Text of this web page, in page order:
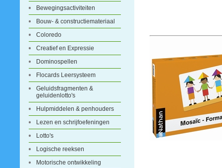
Bewegingsactiviteiten
Bouw- & constructiemateriaal
Coloredo
Creatief en Expressie
Dominospellen
Flocards Leersysteem
Geluidsfragmenten &
geluidenlotto's
Hulpmiddelen & penhouders
Lezen en schrijfoefeningen
Lotto's
Logische reeksen
Motorische ontwikkeling